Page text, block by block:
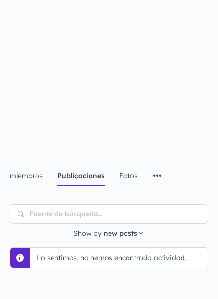
miembros Publicaciones Fotos
Fuente
de
Show by new posts
Lo sentimos, no hemos encontrado actividad.